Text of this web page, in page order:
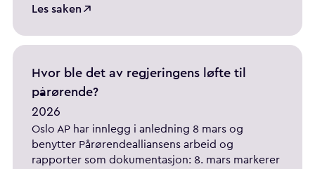
Les saken
Hvor ble det av regjeringens løfte til
pårørende?
2026
Oslo AP har innlegg i anledning 8 mars og
benytter Pårørendealliansens arbeid og
rapporter som dokumentasjon: 8. mars markerer